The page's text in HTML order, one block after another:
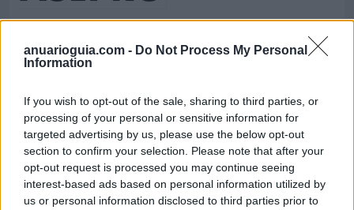
anuarioguia.com - Do Not Process My Personal
Information
If you wish to opt-out of the sale, sharing to third parties, or
processing of your personal or sensitive information for
targeted advertising by us, please use the below opt-out
section to confirm your selection. Please note that after your
opt-out request is processed you may continue seeing
interest-based ads based on personal information utilized by
us or personal information disclosed to third parties prior to
* Asepro Seguridad S.L.U.
Gijón (Asturias)
25.815